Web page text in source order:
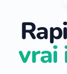
Netlinking
Consultant
Audit SEO
Formation
Création
vrai